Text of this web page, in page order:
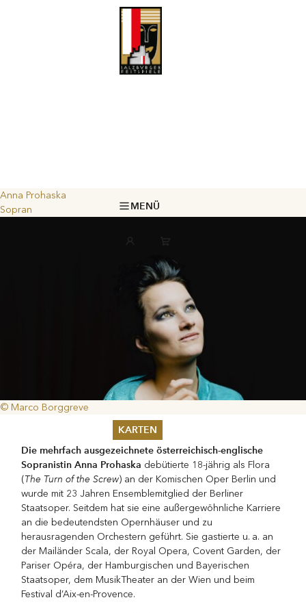
MENÜ
KARTEN
Sommer 2026
Pfingsten 2026
Abonnements
Karteninformation
Gutscheine
Anna Prohaska
Sopran
© Marco Borggreve
Die mehrfach ausgezeichnete österreichisch-englische
Sopranistin Anna Prohaska debütierte 18-jährig als Flora
(The Turn of the Screw) an der Komischen Oper Berlin und
wurde mit 23 Jahren Ensemblemitglied der Berliner
Staatsoper. Seitdem hat sie eine außergewöhnliche Karriere
an die bedeutendsten Opernhäuser und zu
herausragenden Orchestern geführt. Sie gastierte u. a. an
der Mailänder Scala, der Royal Opera, Covent Garden, der
Pariser Opéra, der Hamburgischen und Bayerischen
Staatsoper, dem MusikTheater an der Wien und beim
Festival d’Aix-en-Provence.